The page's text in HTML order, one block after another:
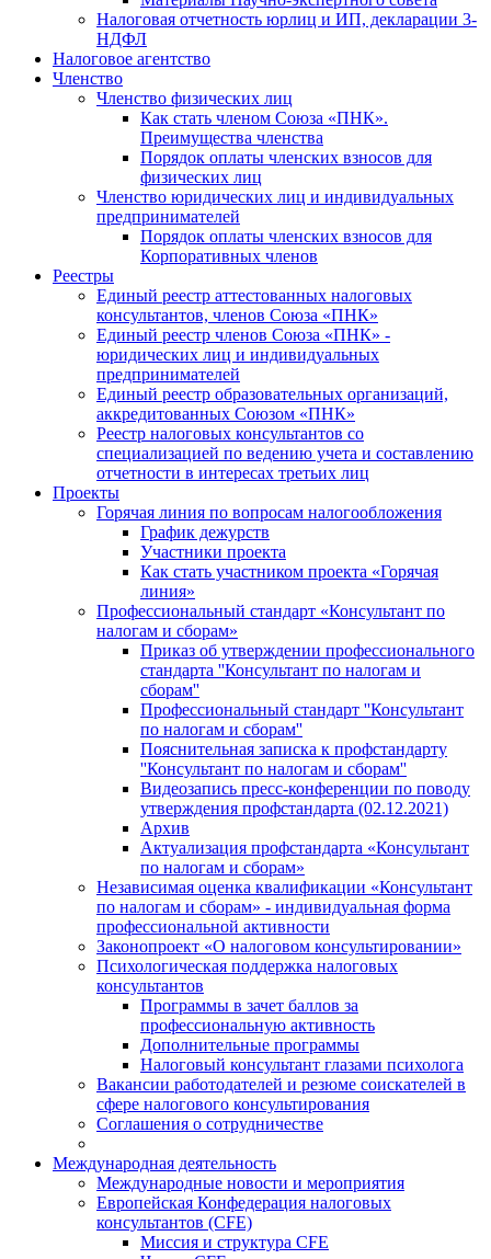
Налоговая отчетность юрлиц и ИП, декларации 3-
НДФЛ
Налоговое агентство
Членство
Членство физических лиц
Как стать членом Союза «ПНК».
Преимущества членства
Порядок оплаты членских взносов для
физических лиц
Членство юридических лиц и индивидуальных
предпринимателей
Порядок оплаты членских взносов для
Корпоративных членов
Реестры
Единый реестр аттестованных налоговых
консультантов, членов Союза «ПНК»
Единый реестр членов Союза «ПНК» -
юридических лиц и индивидуальных
предпринимателей
Единый реестр образовательных организаций,
аккредитованных Союзом «ПНК»
Реестр налоговых консультантов со
специализацией по ведению учета и составлению
отчетности в интересах третьих лиц
Проекты
Горячая линия по вопросам налогообложения
График дежурств
Участники проекта
Как стать участником проекта «Горячая
линия»
Профессиональный стандарт «Консультант по
налогам и сборам»
Приказ об утверждении профессионального
стандарта ''Консультант по налогам и
сборам''
Профессиональный стандарт ''Консультант
по налогам и сборам''
Пояснительная записка к профстандарту
''Консультант по налогам и сборам''
Видеозапись пресс-конференции по поводу
утверждения профстандарта (02.12.2021)
Архив
Актуализация профстандарта «Консультант
по налогам и сборам»
Независимая оценка квалификации «Консультант
по налогам и сборам» - индивидуальная форма
профессиональной активности
Законопроект «О налоговом консультировании»
Психологическая поддержка налоговых
консультантов
Программы в зачет баллов за
профессиональную активность
Дополнительные программы
Налоговый консультант глазами психолога
Вакансии работодателей и резюме соискателей в
сфере налогового консультирования
Соглашения о сотрудничестве
Международная деятельность
Международные новости и мероприятия
Европейская Конфедерация налоговых
консультантов (CFE)
Миссия и структура CFE